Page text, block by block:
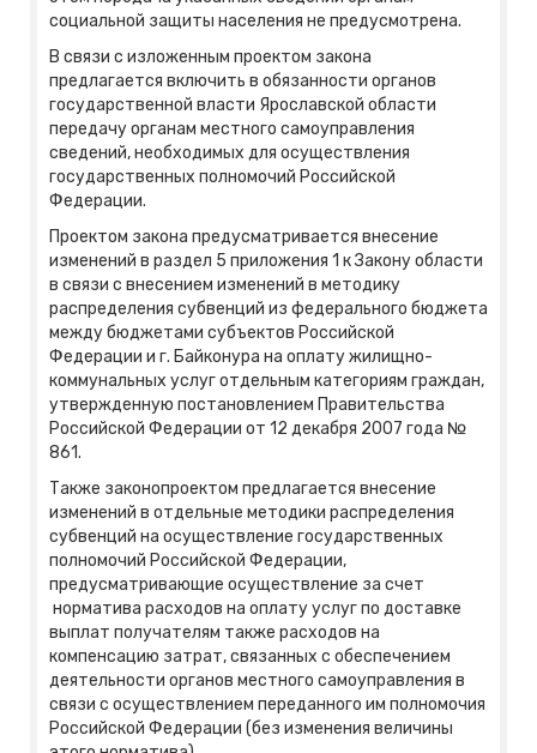
социальной защиты населения не предусмотрена.
В связи с изложенным проектом закона
предлагается включить в обязанности органов
государственной власти Ярославской области
передачу органам местного самоуправления
сведений, необходимых для осуществления
государственных полномочий Российской
Федерации.
Проектом закона предусматривается внесение
изменений в раздел 5 приложения 1 к Закону области
в связи с внесением изменений в методику
распределения субвенций из федерального бюджета
между бюджетами субъектов Российской
Федерации и г. Байконура на оплату жилищно-
коммунальных услуг отдельным категориям граждан,
утвержденную постановлением Правительства
Российской Федерации от 12 декабря 2007 года №
861.
Также законопроектом предлагается внесение
изменений в отдельные методики распределения
субвенций на осуществление государственных
полномочий Российской Федерации,
предусматривающие осуществление за счет
норматива расходов на оплату услуг по доставке
выплат получателям также расходов на
компенсацию затрат, связанных с обеспечением
деятельности органов местного самоуправления в
связи с осуществлением переданного им полномочия
Российской Федерации (без изменения величины